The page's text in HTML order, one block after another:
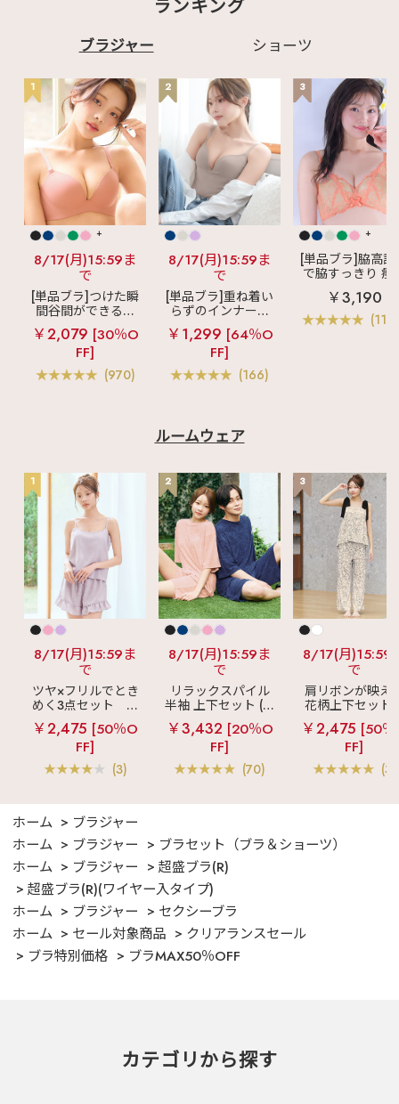
ランキング
ブラジャー ショーツ
1
+
8/17(月)15:59ま
で
[単品ブラ]つけた瞬
間谷間ができるシ
ームレスブラ
超
盛ブラ(R) シームレ
ス 単品ブラジャー
￥2,079 [30％O
FF]
(970)
2
8/17(月)15:59ま
で
[単品ブラ]重ね着い
らずのインナーブ
ラ
リッチバスト
ブラトップ (ワイヤ
ー入り)
￥1,299 [64％O
FF]
(166)
3
+
[単品ブラ]脇高設
で脇すっきり 痩
見えブラ
カシ
クールレース脇
ブラ(R) 単品ブラ
ャー
￥3,190
ルームウェア
1
8/17(月)15:59ま
で
ツヤ×フリルでとき
めく3点セット
シ
ルキー ショートパ
ンツ 3点セット
￥2,475 [50％O
FF]
(3)
2
8/17(月)15:59ま
で
リラックスパイル
半袖 上下セット (男
女兼用サイズ)
￥3,432 [20％O
FF]
(70)
3
8/17(月)15:59
で
肩リボンが映え
花柄上下セット
メニーフラワー
ングパンツ 上下
ット
￥2,475 [50
FF]
(3)
ホーム
ブラジャー
ホーム
ブラジャー
ブラセット（ブラ＆ショーツ）
ホーム
ブラジャー
超盛ブラ(R)
超盛ブラ(R)(ワイヤー入タイプ)
ホーム
ブラジャー
セクシーブラ
ホーム
セール対象商品
クリアランスセール
ブラ特別価格
ブラMAX50％OFF
カテゴリから探す